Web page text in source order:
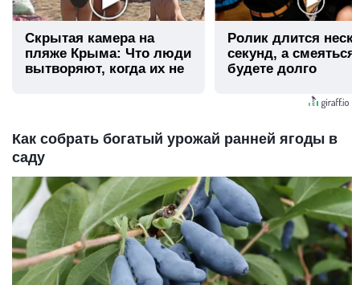
Скрытая камера на
пляже Крыма: Что люди
вытворяют, когда их не
Ролик длится
секунд, а
будете долго
Как собрать богатый урожай ранней ягоды в
саду